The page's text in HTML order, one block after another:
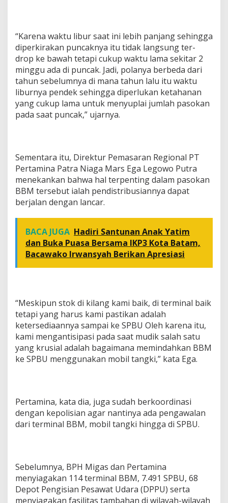
“Karena waktu libur saat ini lebih panjang sehingga
diperkirakan puncaknya itu tidak langsung ter-
drop ke bawah tetapi cukup waktu lama sekitar 2
minggu ada di puncak. Jadi, polanya berbeda dari
tahun sebelumnya di mana tahun lalu itu waktu
liburnya pendek sehingga diperlukan ketahanan
yang cukup lama untuk menyuplai jumlah pasokan
pada saat puncak,” ujarnya.
Sementara itu, Direktur Pemasaran Regional PT
Pertamina Patra Niaga Mars Ega Legowo Putra
menekankan bahwa hal terpenting dalam pasokan
BBM tersebut ialah pendistribusiannya dapat
berjalan dengan lancar.
BACA JUGA Hadiri Santunan Anak Yatim
dan Buka Puasa Bersama IKP3 Kota Batam,
Bacawako Irwansyah Berikan Apresiasi
“Meskipun stok di kilang kami baik, di terminal baik
tetapi yang harus kami pastikan adalah
ketersediaannya sampai ke SPBU Oleh karena itu,
kami mengantisipasi pada saat mudik salah satu
yang krusial adalah bagaimana memindahkan BBM
ke SPBU menggunakan mobil tangki,” kata Ega.
Pertamina, kata dia, juga sudah berkoordinasi
dengan kepolisian agar nantinya ada pengawalan
dari terminal BBM, mobil tangki hingga di SPBU.
Sebelumnya, BPH Migas dan Pertamina
menyiagakan 114 terminal BBM, 7.491 SPBU, 68
Depot Pengisian Pesawat Udara (DPPU) serta
menyiagakan fasilitas tambahan di wilayah-wilayah